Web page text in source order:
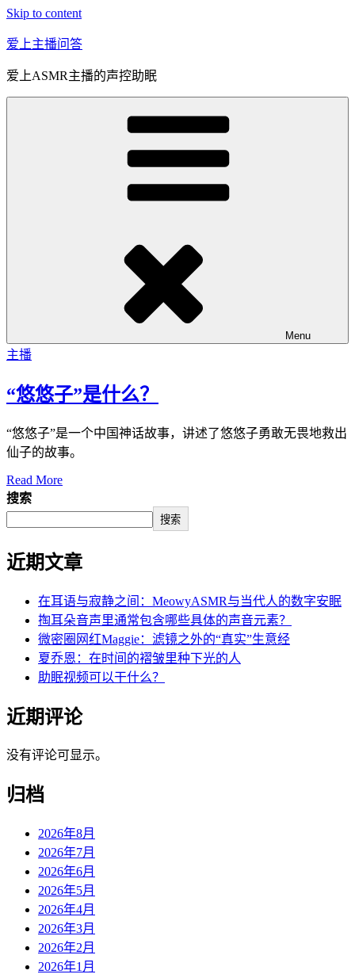
Skip to content
爱上主播问答
爱上ASMR主播的声控助眠
Menu
主播
“悠悠子”是什么？
“悠悠子”是一个中国神话故事，讲述了悠悠子勇敢无畏地救出
仙子的故事。
Read More
搜索
搜索
近期文章
在耳语与寂静之间：MeowyASMR与当代人的数字安眠
掏耳朵音声里通常包含哪些具体的声音元素？
微密圈网红Maggie：滤镜之外的“真实”生意经
夏乔恩：在时间的褶皱里种下光的人
助眠视频可以干什么？
近期评论
没有评论可显示。
归档
2026年8月
2026年7月
2026年6月
2026年5月
2026年4月
2026年3月
2026年2月
2026年1月